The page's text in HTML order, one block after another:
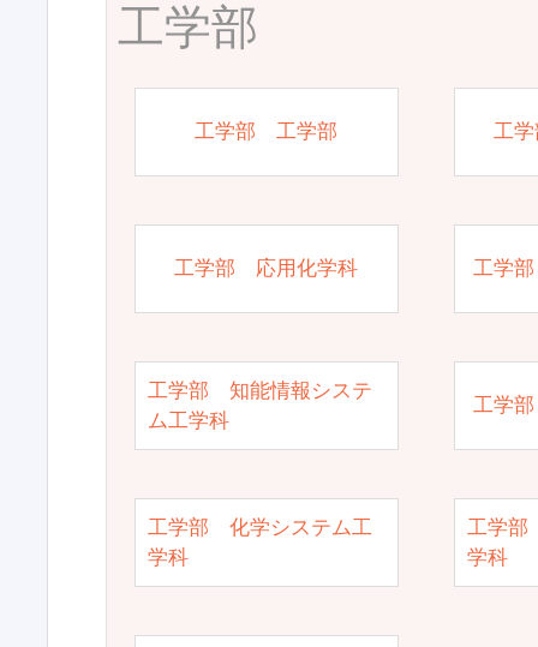
工学部
工学部 工学部 工
工学部 応用化学科 工学
工学部 知能情報システ
ム工学科
工学
工学部 化学システム工
学科
工学部
学科